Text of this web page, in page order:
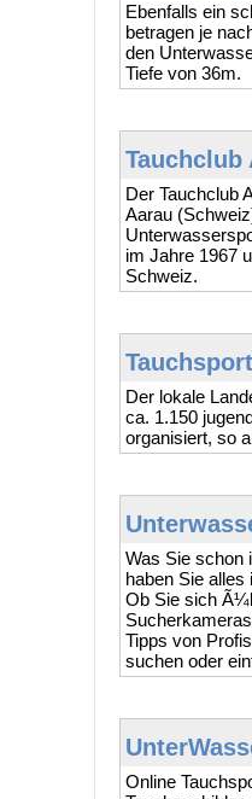
Ebenfalls ein
betragen je
den
Tiefe von 36m.
Tauchclub
Der Tauchclub
Aarau
im Jahre 1967
Schweiz.
Der lokale
ca. 1.150
organisiert, so
Was Sie schon
haben Sie
Ob Sie sich
Tipps von
suchen oder
Online